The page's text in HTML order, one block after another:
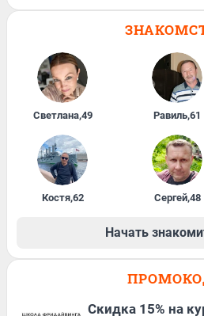
Светлана,49 Равиль,61
Костя,62 Сергей,48
Начать
Скидка 15% на